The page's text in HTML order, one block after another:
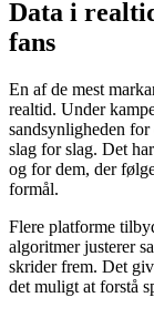
Data i
fans
En af de mest
realtid. Under
sandsynligheden
slag for slag. Det
og for dem, der
formål.
Flere platforme
algoritmer justerer
skrider frem. Det
det muligt at forstå